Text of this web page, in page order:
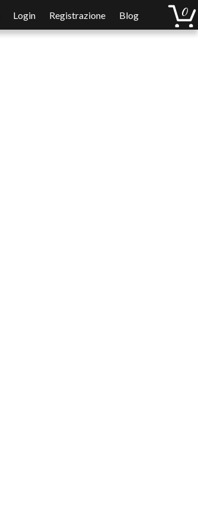
Login Registrazione Blog